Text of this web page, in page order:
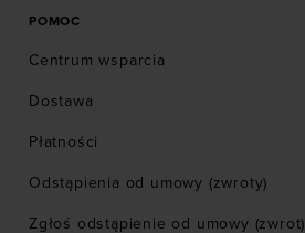
POMOC
Centrum wsparcia
Dostawa
Płatności
Odstąpienia od umowy (zwroty)
Zgłoś odstąpienie od umowy (zwrot)